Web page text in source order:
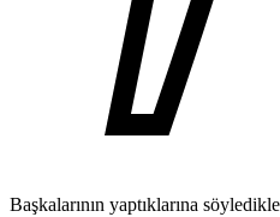
Başkalarının yaptıklarına